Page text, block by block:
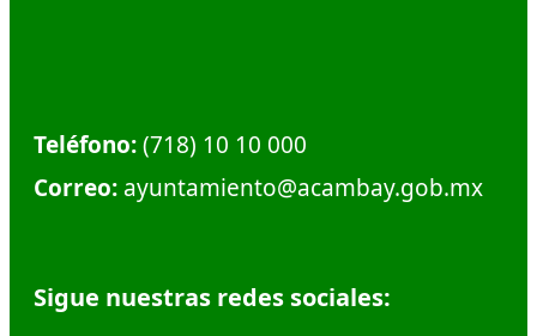
Teléfono:(718) 10 10 000
Correo: ayuntamiento@acambay.gob.mx
Sigue nuestras redes sociales: